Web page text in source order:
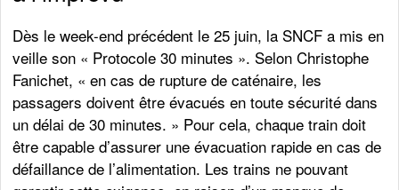
Dès le week-end précédent le 25 juin, la SNCF a mis en
veille son « Protocole 30 minutes ». Selon Christophe
Fanichet, « en cas de rupture de caténaire, les
passagers doivent être évacués en toute sécurité dans
un délai de 30 minutes. » Pour cela, chaque train doit
être capable d’assurer une évacuation rapide en cas de
défaillance de l’alimentation. Les trains ne pouvant